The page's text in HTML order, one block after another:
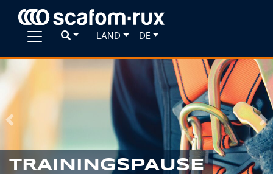
LAND DE
Previous
TRAININGSPAUSE